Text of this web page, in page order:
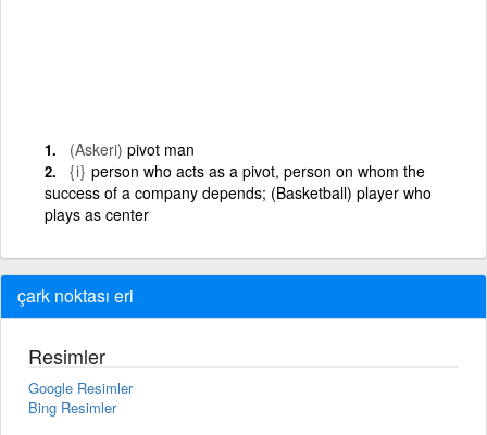
(Askeri) pivot man
{i} person who acts as a pivot, person on whom the
success of a company depends; (Basketball) player who
plays as center
çark noktası eri
Resimler
Google Resimler
Bing Resimler